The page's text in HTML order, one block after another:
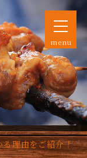
menu
理由をご紹介！